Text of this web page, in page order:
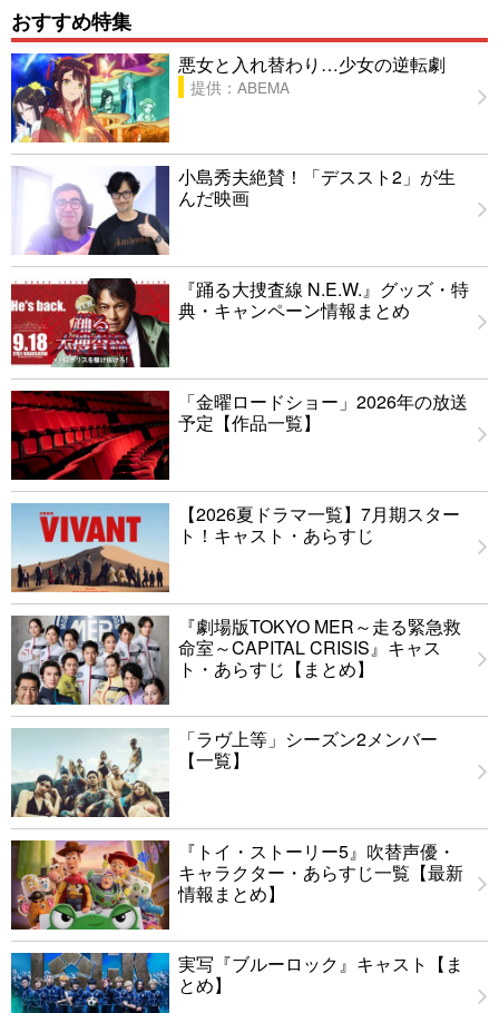
おすすめ特集
悪女と入れ替わり…少女の逆転劇
提供：ABEMA
小島秀夫絶賛！「デススト2」が生
んだ映画
『踊る大捜査線 N.E.W.』グッズ・特
典・キャンペーン情報まとめ
「金曜ロードショー」2026年の放送
予定【作品一覧】
【2026夏ドラマ一覧】7月期スター
ト！キャスト・あらすじ
『劇場版TOKYO MER～走る緊急救
命室～CAPITAL CRISIS』キャス
ト・あらすじ【まとめ】
「ラヴ上等」シーズン2メンバー
【一覧】
『トイ・ストーリー5』吹替声優・
キャラクター・あらすじ一覧【最新
情報まとめ】
実写『ブルーロック』キャスト【ま
とめ】